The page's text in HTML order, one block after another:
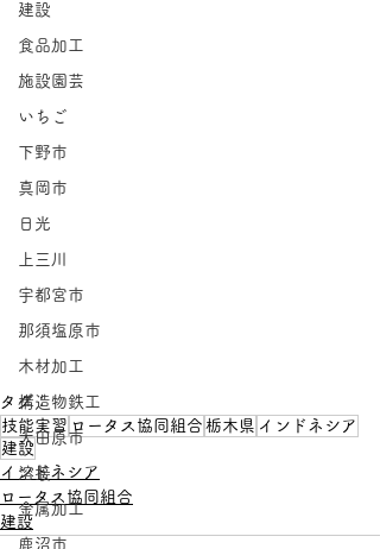
建設
食品加工
施設園芸
いちご
下野市
真岡市
日光
上三川
宇都宮市
那須塩原市
木材加工
構造物鉄工
大田原市
溶接
金属加工
鹿沼市
タグ：
技能実習 ロータス協同組合 栃木県 インドネシア
建設
インドネシア
ロータス協同組合
建設